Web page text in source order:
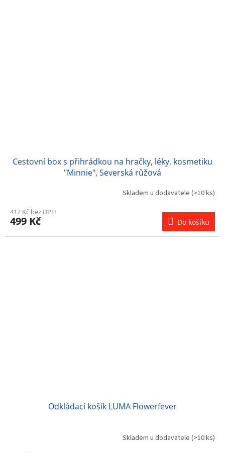
Cestovní box s přihrádkou na hračky, léky, kosmetiku
"Minnie", Severská růžová
Skladem u dodavatele (>10 ks)
412 Kč bez DPH
499 Kč Do košíku
Odkládací košík LUMA Flowerfever
Skladem u dodavatele (>10 ks)